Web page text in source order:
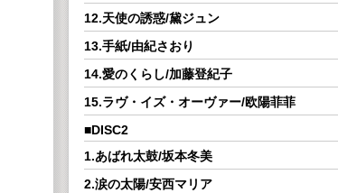
12.天使の誘惑/黛ジュン
13.手紙/由紀さおり
14.愛のくらし/加藤登紀子
15.ラヴ・イズ・オーヴァー/欧陽菲菲
■DISC2
1.あばれ太鼓/坂本冬美
2.涙の太陽/安西マリア